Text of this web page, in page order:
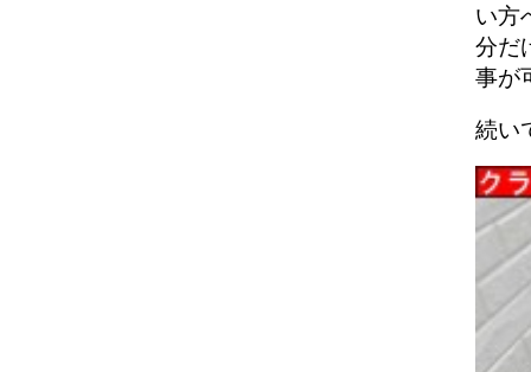
い方
分だ
事が
続い